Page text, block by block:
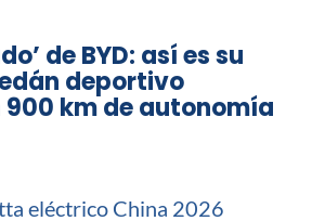
de BYD: así es su
deportivo
km de autonomía